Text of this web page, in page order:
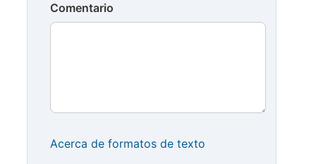
Comentario
Acerca de formatos de texto